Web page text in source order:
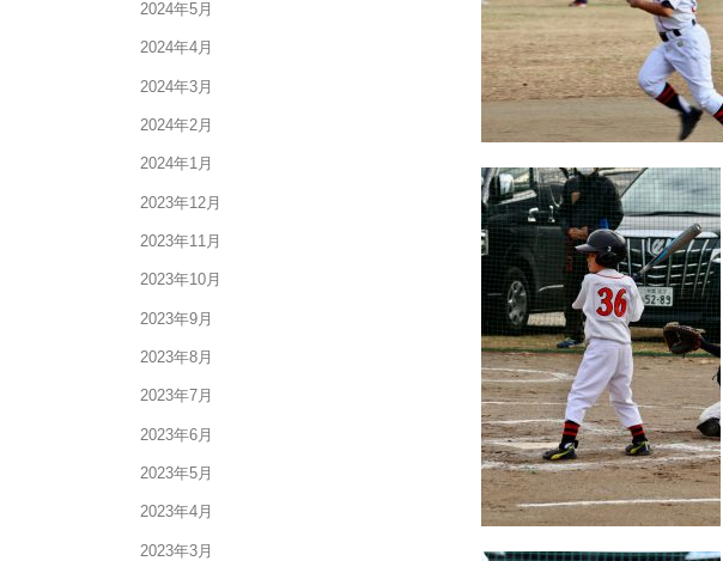
2024年5月
2024年4月
2024年3月
2024年2月
2024年1月
2023年12月
2023年11月
2023年10月
2023年9月
2023年8月
2023年7月
2023年6月
2023年5月
2023年4月
2023年3月